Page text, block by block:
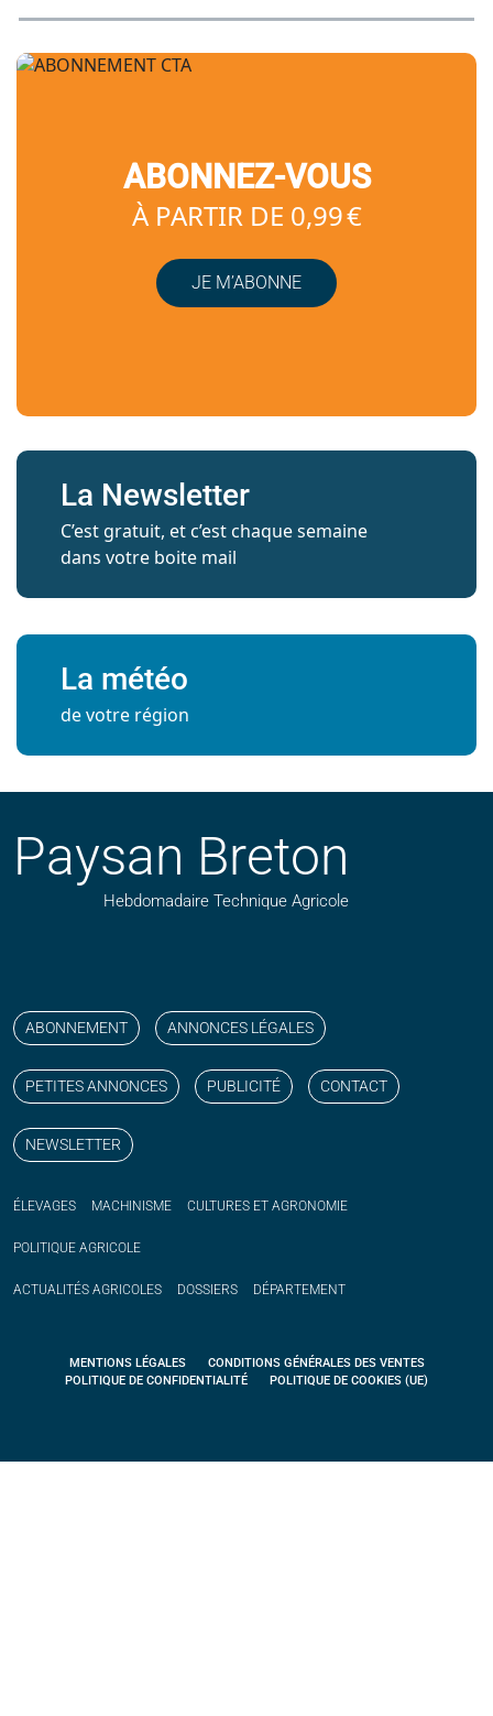
ABONNEZ-VOUS
À PARTIR DE 0,99 €
JE M’ABONNE
La Newsletter
C’est gratuit, et c’est chaque semaine
dans votre boite mail
La météo
de votre région
Paysan Breton
Hebdomadaire Technique Agricole
ABONNEMENT ANNONCES LÉGALES
PETITES ANNONCES PUBLICITÉ CONTACT
NEWSLETTER
ÉLEVAGES MACHINISME CULTURES ET AGRONOMIE
POLITIQUE AGRICOLE
ACTUALITÉS AGRICOLES DOSSIERS DÉPARTEMENT
MENTIONS LÉGALES
CONDITIONS GÉNÉRALES DES VENTES
POLITIQUE DE CONFIDENTIALITÉ
POLITIQUE DE COOKIES (UE)